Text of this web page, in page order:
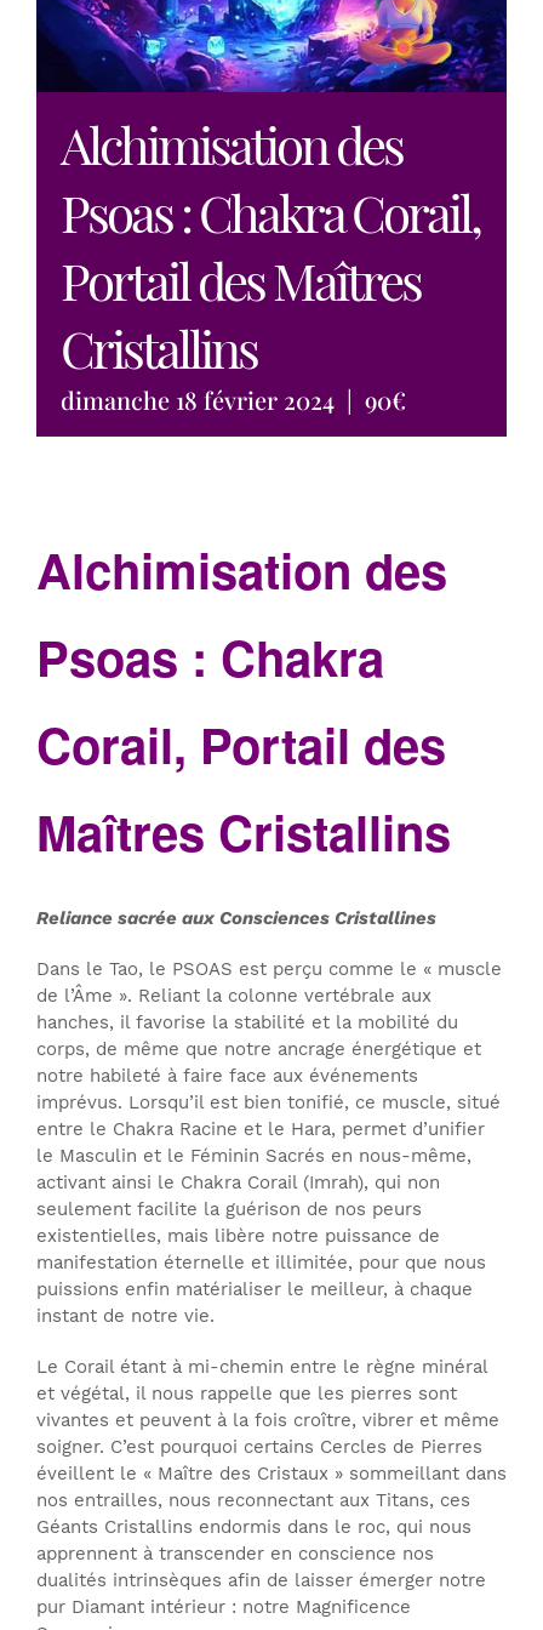
Alchimisation des
Psoas : Chakra Corail,
Portail des Maîtres
Cristallins
dimanche 18 février 2024 | 90€
Alchimisation des
Psoas : Chakra
Corail, Portail des
Maîtres Cristallins
Reliance sacrée aux Consciences Cristallines
Dans le Tao, le PSOAS est perçu comme le « muscle
de l’Âme ». Reliant la colonne vertébrale aux
hanches, il favorise la stabilité et la mobilité du
corps, de même que notre ancrage énergétique et
notre habileté à faire face aux événements
imprévus. Lorsqu’il est bien tonifié, ce muscle, situé
entre le Chakra Racine et le Hara, permet d’unifier
le Masculin et le Féminin Sacrés en nous-même,
activant ainsi le Chakra Corail (Imrah), qui non
seulement facilite la guérison de nos peurs
existentielles, mais libère notre puissance de
manifestation éternelle et illimitée, pour que nous
puissions enfin matérialiser le meilleur, à chaque
instant de notre vie.
Le Corail étant à mi-chemin entre le règne minéral
et végétal, il nous rappelle que les pierres sont
vivantes et peuvent à la fois croître, vibrer et même
soigner. C’est pourquoi certains Cercles de Pierres
éveillent le « Maître des Cristaux » sommeillant dans
nos entrailles, nous reconnectant aux Titans, ces
Géants Cristallins endormis dans le roc, qui nous
apprennent à transcender en conscience nos
dualités intrinsèques afin de laisser émerger notre
pur Diamant intérieur : notre Magnificence